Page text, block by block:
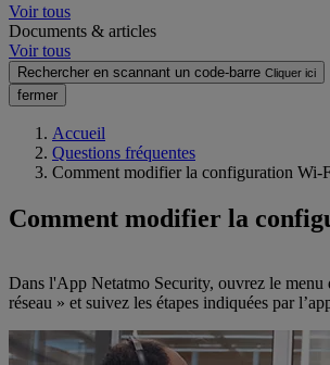
Voir tous
Documents & articles
Voir tous
Rechercher en scannant un code-barre Cliquer ici
fermer
Accueil
Questions fréquentes
Comment modifier la configuration Wi-
Comment modifier la
Dans l'App Netatmo Security, ouvrez le menu
réseau » et suivez les étapes indiquées par